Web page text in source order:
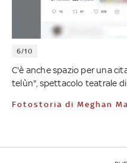
6/10
C'è anche spazio per una
telùn", spettacolo teatrale di
Fotostoria di Meghan